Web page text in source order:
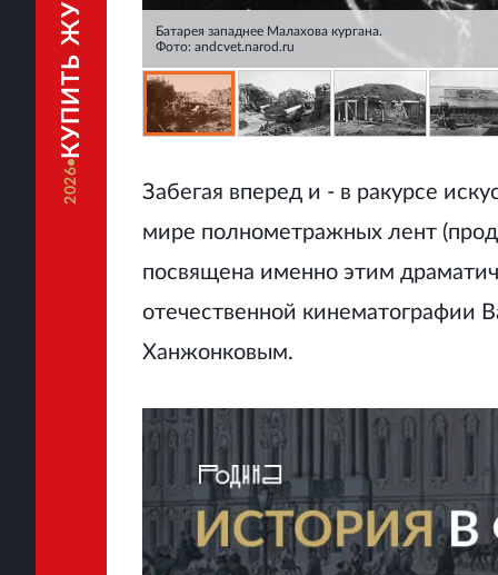
2026
Батарея западнее Малахова кургана.
Фото: andcvet.narod.ru
Забегая вперед и - в ракурсе
мире полнометражных лент
посвящена именно этим
отечественной кинематографии
Ханжонковым.